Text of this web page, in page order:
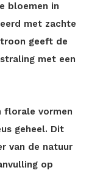
bloemen in
met zachte
geeft de
met een
florale vormen
geheel. Dit
van de natuur
op